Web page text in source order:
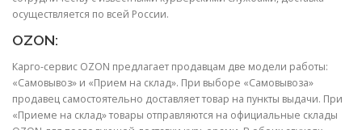
осуществляется по всей России.
OZON:
Карго-сервис OZON предлагает продавцам две модели работы:
«Самовывоз» и «Прием на склад». При выборе «Самовывоза»
продавец самостоятельно доставляет товар на пункты выдачи. При
«Приеме на склад» товары отправляются на официальные склады